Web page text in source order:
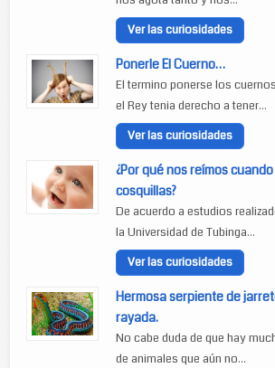
Ver las curiosidades
Ponerle El Cuerno…
El termino ponerse los
el Rey tenia derecho a tener...
Ver las curiosidades
¿Por qué nos reímos
cosquillas?
De acuerdo a estudios
la Universidad de Tubinga...
Ver las curiosidades
Hermosa serpiente de
rayada.
No cabe duda de que hay
de animales que aún no...